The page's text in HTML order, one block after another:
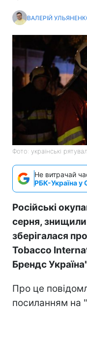
ВАЛЕРІЙ
Фото: українські
Не витрачай
РБК-Україна у
Російські
серня,
зберігалася
Tobacco
Брендс
Про це
посиланням на "